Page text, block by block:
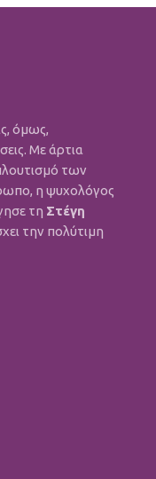
όμως,
Με άρτια
των
η ψυχολόγος
τη Στέγη
την πολύτιμη